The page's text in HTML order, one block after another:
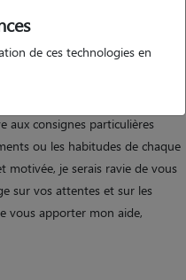
une attention attentive,
que ce soit pour des
jeux ou une surveillance plus
aux consignes particulières
ou les habitudes de chaque
motivée, je serais ravie de vous
sur vos attentes et sur les
vous apporter mon aide,
de ces technologies en